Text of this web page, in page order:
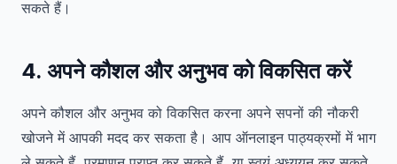
सकते हैं।
4. अपने कौशल और अनुभव को विकसित करें
अपने कौशल और अनुभव को विकसित करना अपने सपनों की नौकरी
खोजने में आपकी मदद कर सकता है। आप ऑनलाइन पाठ्यक्रमों में भाग